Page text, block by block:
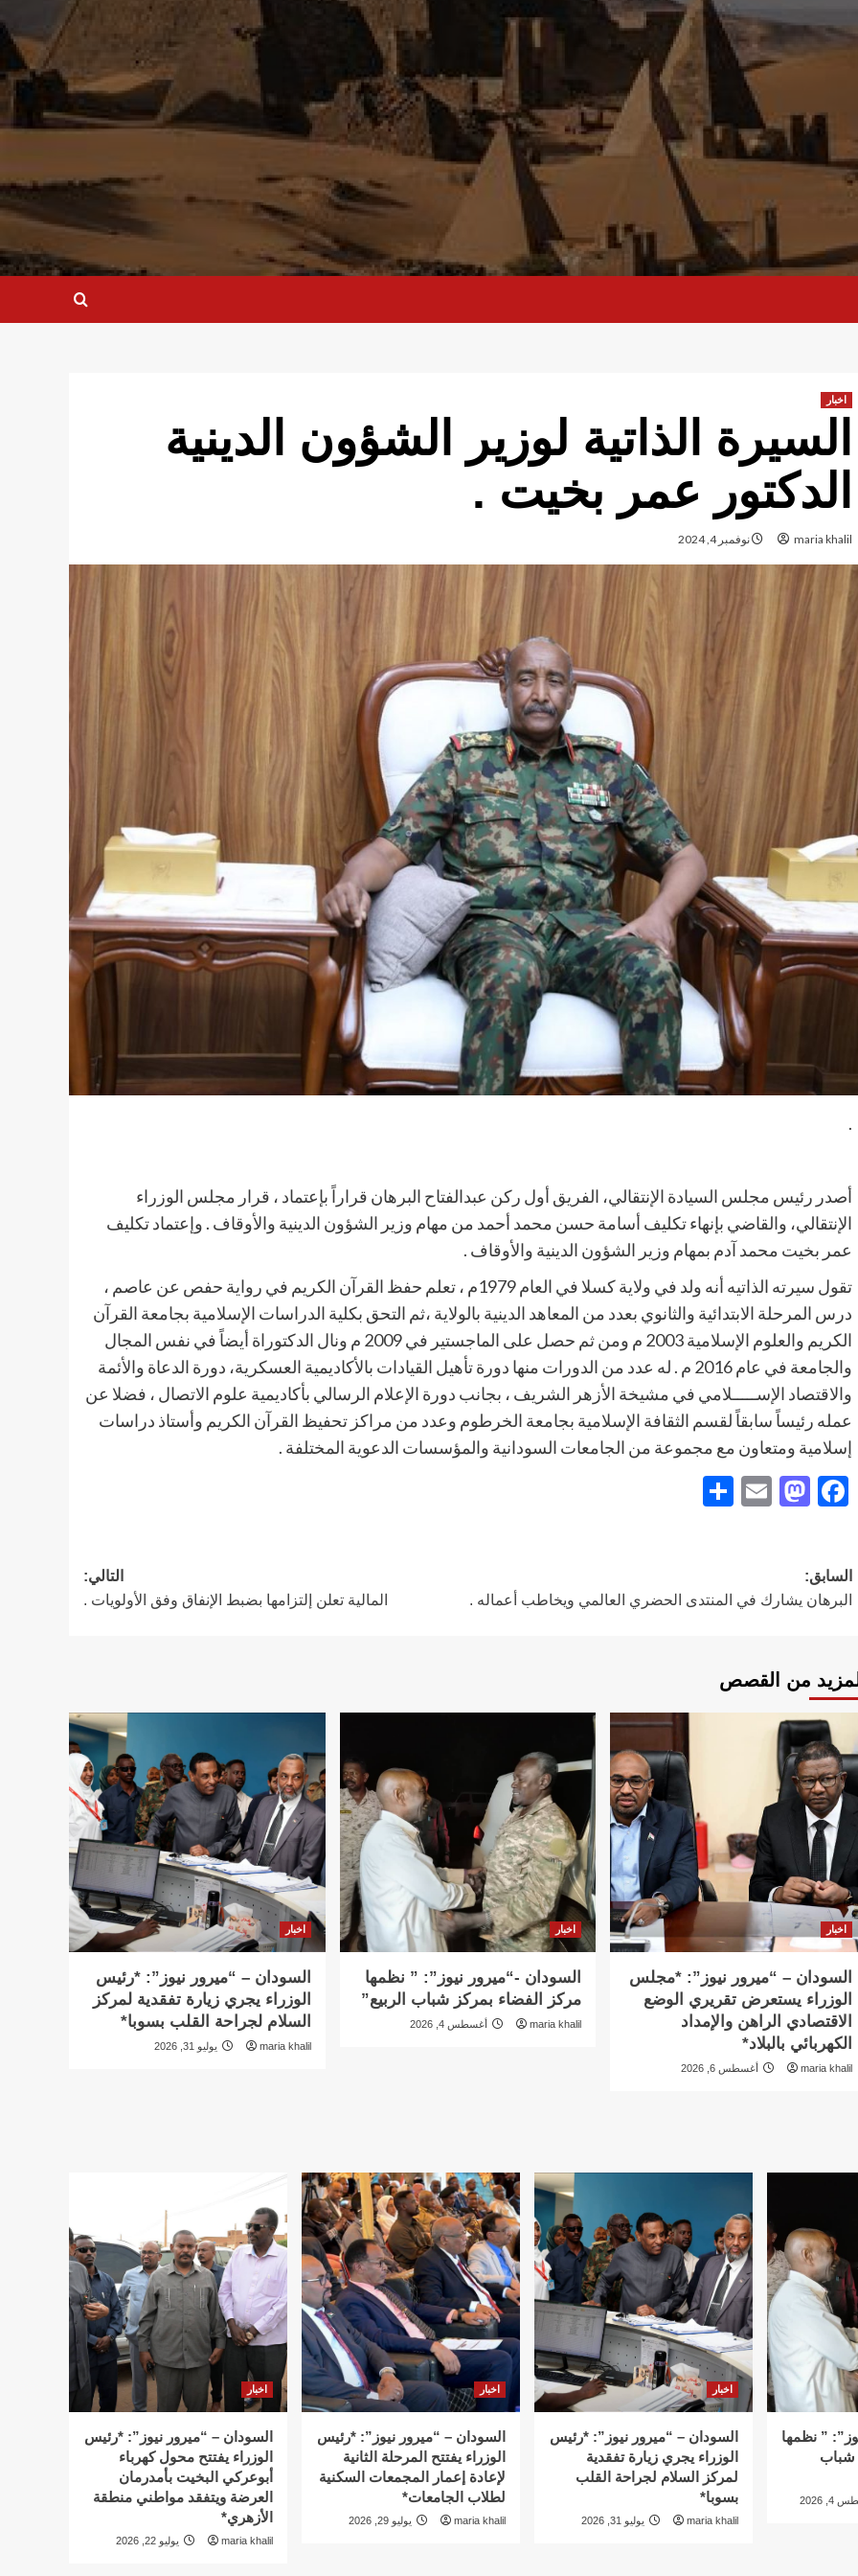
اخبار
السيرة الذاتية لوزير الشؤون الدينية
الدكتور عمر بخيت .
maria khalil نوفمبر 4, 2024
.
أصدر رئيس مجلس السيادة الإنتقالي، الفريق أول ركن عبدالفتاح البرهان قراراً بإعتماد ، قرار مجلس الوزراء
الإنتقالي، والقاضي بإنهاء تكليف أسامة حسن محمد أحمد من مهام وزير الشؤون الدينية والأوقاف . وإعتماد تكليف
عمر بخيت محمد آدم بمهام وزير الشؤون الدينية والأوقاف .
تقول سيرته الذاتيه أنه ولد في ولاية كسلا في العام 1979م ، تعلم حفظ القرآن الكريم في رواية حفص عن عاصم ،
درس المرحلة الابتدائية والثانوي بعدد من المعاهد الدينية بالولاية ،ثم التحق بكلية الدراسات الإسلامية بجامعة القرآن
الكريم والعلوم الإسلامية 2003 م ومن ثم حصل على الماجستير في 2009 م ونال الدكتوراة أيضاً في نفس المجال
والجامعة في عام 2016 م . له عدد من الدورات منها دورة تأهيل القيادات بالأكاديمية العسكرية، دورة الدعاة والأئمة
والاقتصاد الإســـــلامي في مشيخة الأزهر الشريف ، بجانب دورة الإعلام الرسالي بأكاديمية علوم الاتصال ، فضلا عن
عمله رئيساً سابقاً لقسم الثقافة الإسلامية بجامعة الخرطوم وعدد من مراكز تحفيظ القرآن الكريم وأستاذ دراسات
إسلامية ومتعاون مع مجموعة من الجامعات السودانية والمؤسسات الدعوية المختلفة .
Facebook
Mastodon
Email
تصفّح
المقالات
السابق:
البرهان يشارك في المنتدى الحضري العالمي ويخاطب أعماله .
التالي:
المالية تعلن إلتزامها بضبط الإنفاق وفق الأولويات .
من القصص
اخبار
السودان – “ميرور نيوز”: *مجلس
الوزراء يستعرض تقريري الوضع
الاقتصادي الراهن والإمداد
الكهربائي بالبلاد*
maria khalil أغسطس 6, 2026
اخبار
السودان -“ميرور نيوز”: ” نظمها
مركز الفضاء بمركز شباب الربيع”
maria khalil أغسطس 4, 2026
اخبار
السودان – “ميرور نيوز”: *رئيس
الوزراء يجري زيارة تفقدية لمركز
السلام لجراحة القلب بسوبا*
maria khalil يوليو 31, 2026
” نظمها
شباب
2026
اخبار
السودان – “ميرور نيوز”: *رئيس
الوزراء يجري زيارة تفقدية
لمركز السلام لجراحة القلب
بسوبا*
maria khalil يوليو 31, 2026
اخبار
السودان – “ميرور نيوز”: *رئيس
الوزراء يفتتح المرحلة الثانية
لإعادة إعمار المجمعات السكنية
لطلاب الجامعات*
maria khalil يوليو 29, 2026
اخبار
السودان – “ميرور نيوز”: *رئيس
الوزراء يفتتح محول كهرباء
أبوعركي البخيت بأمدرمان
العرضة ويتفقد مواطني منطقة
الأزهري*
maria khalil يوليو 22, 2026